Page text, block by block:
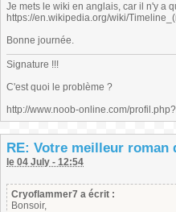
Je mets le wiki en anglais, car il n'y a
https://en.wikipedia.org/wiki/
Bonne journée.
Signature !!!
C'est quoi le problème ?
http://www.noob-online.com/
RE: Votre meilleur roman
le 04 July - 12:54
Cryoflammer7 a écrit :
Bonsoir,